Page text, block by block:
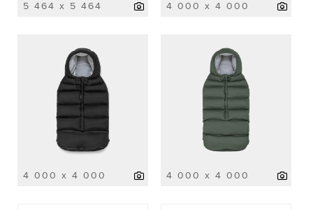
5 464 x 5 464 4 000 x 4 000
4 000 x 4 000 4 000 x 4 000